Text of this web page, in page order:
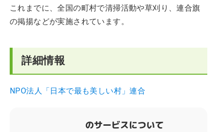
これまでに、全国の町村で清掃活動や草刈り、連合旗
の掲揚などが実施されています。
詳細情報
NPO法人「日本で最も美しい村」連合
のサービスについて